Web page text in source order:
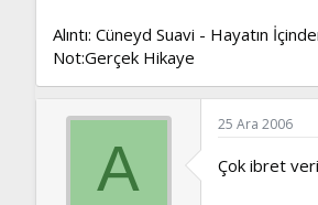
Alıntı: Cüneyd Suavi - Hayatın
Not:Gerçek Hikaye
A
25 Ara 2006
Çok ibret